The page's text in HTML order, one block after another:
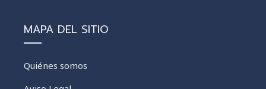
MAPA DEL SITIO
Quiénes somos